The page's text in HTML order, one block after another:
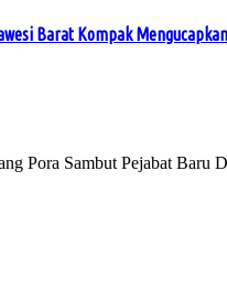
Barat Kompak
Pora Sambut Pejabat Baru